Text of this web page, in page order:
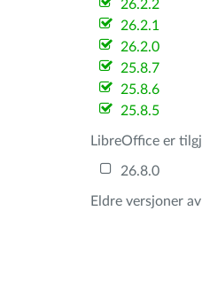
26.2.2
26.2.1
26.2.0
25.8.7
25.8.6
25.8.5
LibreOffice er
26.8.0
Eldre versjoner